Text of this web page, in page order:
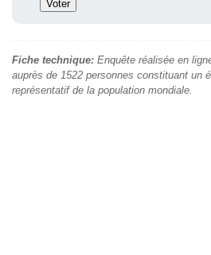
Fiche technique: Enquête réalisée en
auprès de 1522 personnes constituant un
représentatif de la population mondiale.